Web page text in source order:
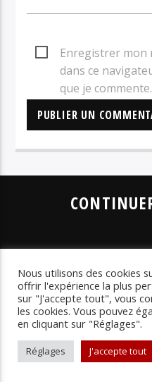
Enregistrer mon
dans ce
que je commente.
LES SÉLECTIONS
LES CHRONIQUES
LES INTERVIEWS
LA
WEBRADIO
LES
PLAYLISTS
Nous utilisons des cookies
offrir l'expérience la plus
sur "J'accepte tout", vous
les cookies. Vous pouvez
en cliquant sur "Réglages".
Réglages J'accepte tout